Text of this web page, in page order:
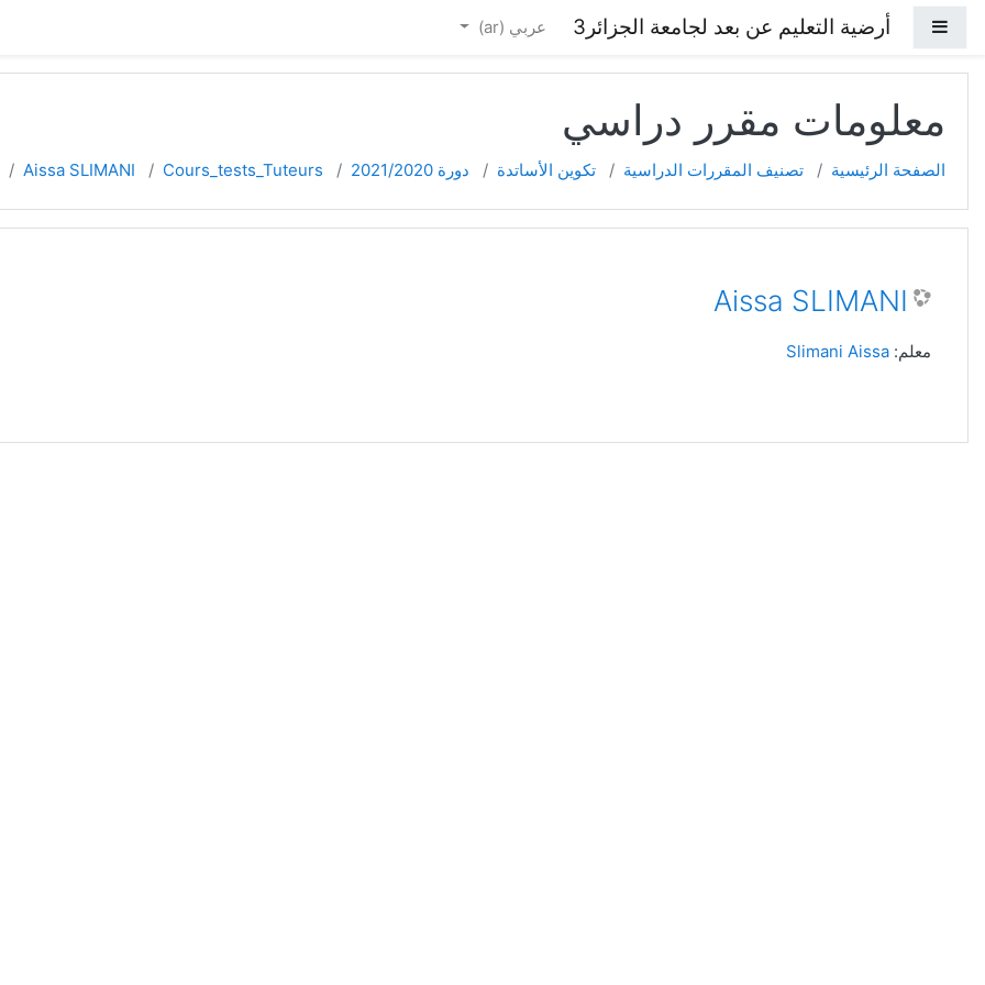
تخطي إلى المحتوى الرئيسي
واجهة جانبية
أرضية التعليم عن بعد لجامعة الجزائر3 عربي ‎(ar)‎
معلومات مقرر دراسي
الصفحة الرئيسية تصنيف المقررات الدراسية تكوين الأساتدة دورة 2021/2020 Cours_tests_Tuteurs
Aissa SLIMANI
Aissa SLIMANI
معلم: Slimani Aissa